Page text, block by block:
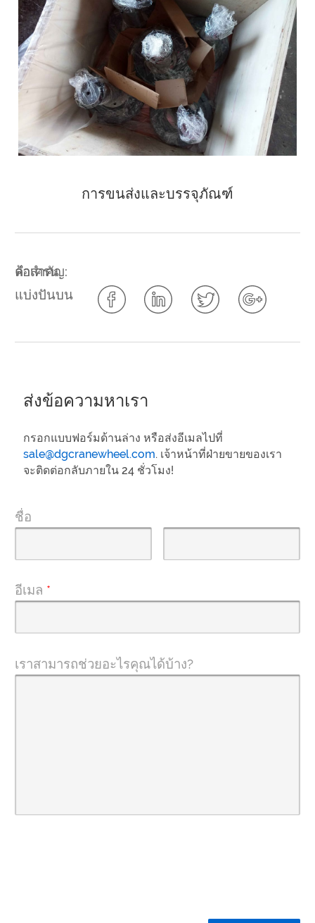
การขนส่งและบรรจุภัณฑ์
คำสำคัญ:
ล้อเครน
แบ่งปันบน
ส่งข้อความหาเรา
กรอกแบบฟอร์มด้านล่าง หรือส่งอีเมลไปที่
sale@dgcranewheel.com. เจ้าหน้าที่ฝ่ายขายของเรา
จะติดต่อกลับภายใน 24 ชั่วโมง!
ชื่อ
อีเมล *
เราสามารถช่วยอะไรคุณได้บ้าง?